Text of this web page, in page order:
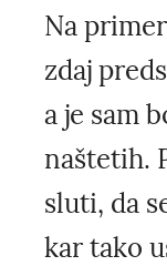
Na
zdaj
a je sam
naštetih.
sluti, da
kar tako